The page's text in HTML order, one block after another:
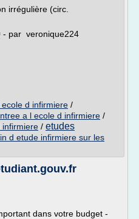
irrégulière (circ.
- par veronique224
d infirmiere /
a l ecole d infirmiere /
infirmiere / etudes
d etude infirmiere sur les
dans votre budget -